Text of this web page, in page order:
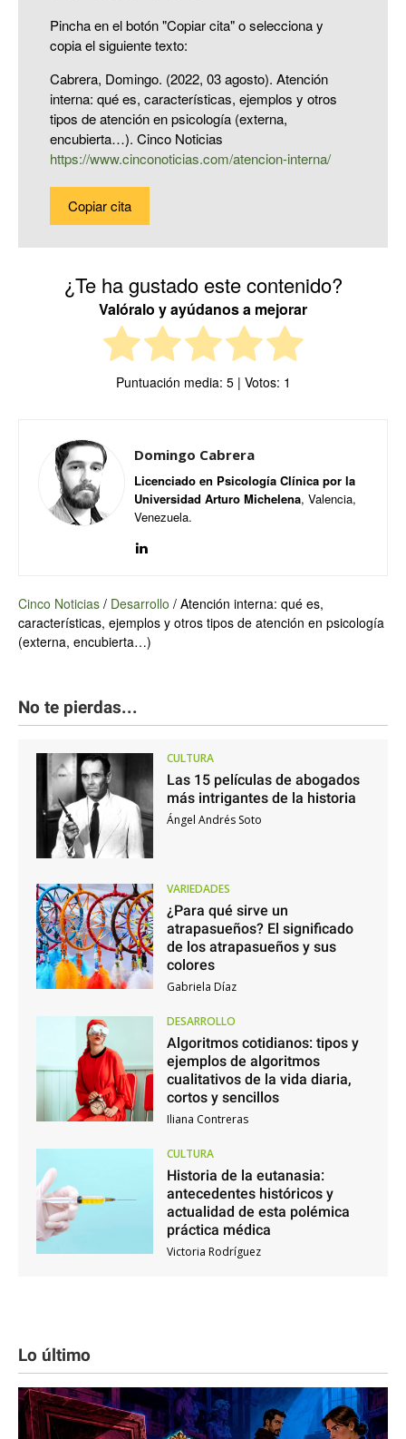
Pincha en el botón "Copiar cita" o selecciona y
copia el siguiente texto:
Cabrera, Domingo. (2022, 03 agosto). Atención
interna: qué es, características, ejemplos y otros
tipos de atención en psicología (externa,
encubierta…). Cinco Noticias
https://www.cinconoticias.com/atencion-interna/
Copiar cita
¿Te ha gustado este contenido?
Valóralo y ayúdanos a mejorar
Puntuación media: 5| Votos: 1
Domingo Cabrera
Licenciado en Psicología Clínica por la
Universidad Arturo Michelena, Valencia,
Venezuela.
Cinco Noticias / Desarrollo / Atención interna: qué es,
características, ejemplos y otros tipos de atención en psicología
(externa, encubierta…)
No te pierdas...
CULTURA
Las 15 películas de abogados
más intrigantes de la historia
Ángel Andrés Soto
VARIEDADES
¿Para qué sirve un
atrapasueños? El significado
de los atrapasueños y sus
colores
Gabriela Díaz
DESARROLLO
Algoritmos cotidianos: tipos y
ejemplos de algoritmos
cualitativos de la vida diaria,
cortos y sencillos
Iliana Contreras
CULTURA
Historia de la eutanasia:
antecedentes históricos y
actualidad de esta polémica
práctica médica
Victoria Rodríguez
Lo último